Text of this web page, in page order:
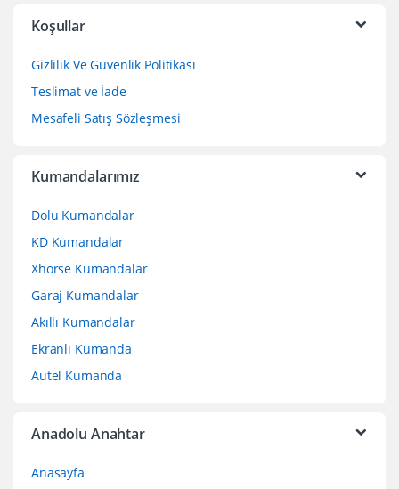
Koşullar
Gizlilik Ve Güvenlik Politikası
Teslimat ve İade
Mesafeli Satış Sözleşmesi
Kumandalarımız
Dolu Kumandalar
KD Kumandalar
Xhorse Kumandalar
Garaj Kumandalar
Akıllı Kumandalar
Ekranlı Kumanda
Autel Kumanda
Anadolu Anahtar
Anasayfa